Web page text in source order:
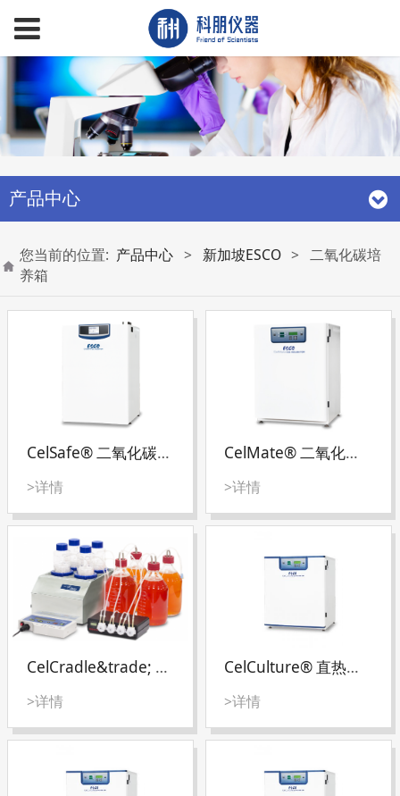
产品中心
您当前的位置: 产品中心 > 新加坡ESCO >
二氧化碳培
养箱
CelSafe® 二氧化碳培养箱 （高温灭菌系统）
>详情
CelMate® 二氧化碳培养箱 （通用型）
>详情
CelCradle&trade; 潮式生物反应器（细胞反应器）
>详情
CelCulture® 直热式二氧化碳培养箱 (内置制冷系统)
>详情